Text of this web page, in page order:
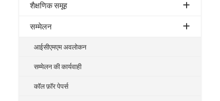
शैक्षणिक समूह
सम्मेलन
आईसीएमएम अवलोकन
सम्मेलन की कार्यवाही
कॉल फ़ॉर पेपर्स